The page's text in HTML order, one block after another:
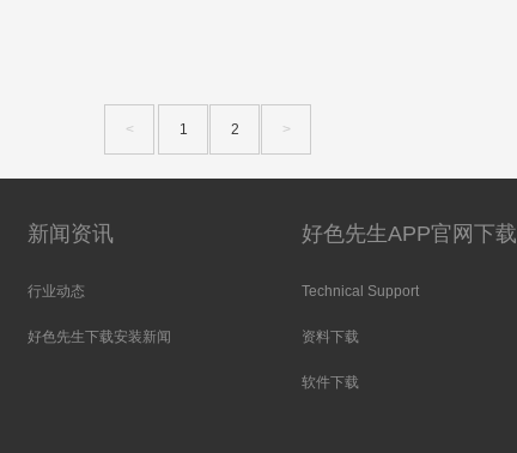
< 1 2 >
新闻资讯
行业动态
好色先生下载安装新闻
好色先生APP官网下载
Technical Support
资料下载
软件下载